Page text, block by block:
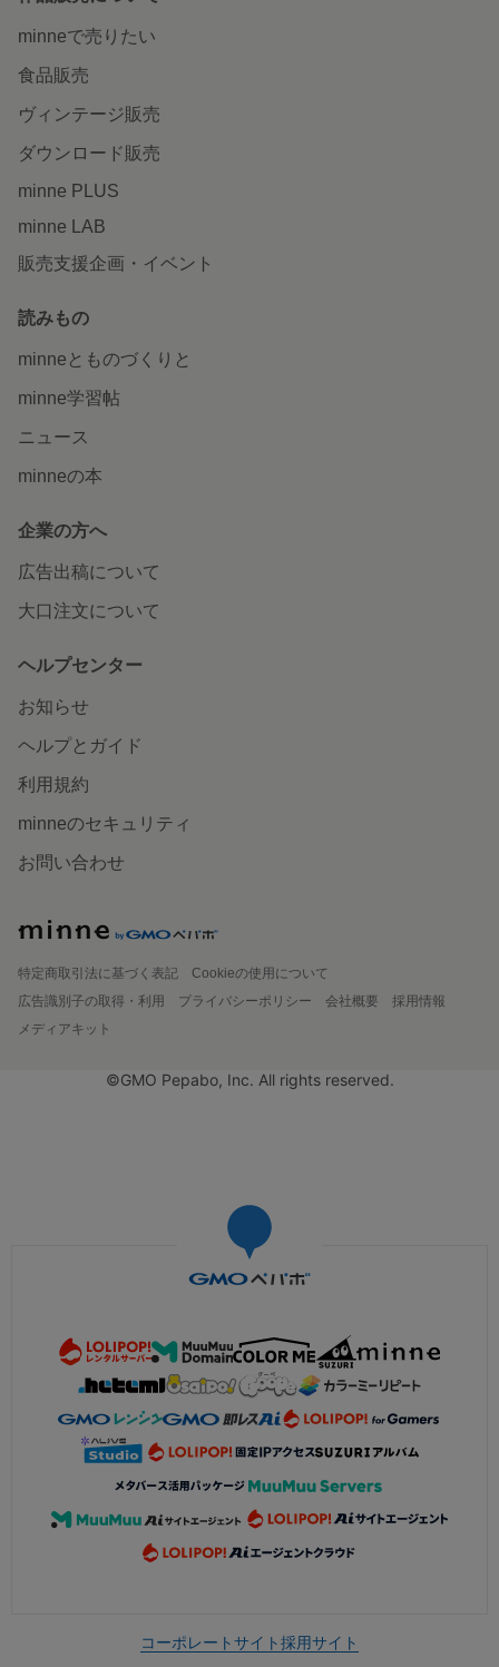
minneで売りたい
食品販売
ヴィンテージ販売
ダウンロード販売
minne PLUS
minne LAB
販売支援企画・イベント
読みもの
minneとものづくりと
minne学習帖
ニュース
minneの本
企業の方へ
広告出稿について
大口注文について
ヘルプセンター
お知らせ
ヘルプとガイド
利用規約
minneのセキュリティ
お問い合わせ
特定商取引法に基づく表記
Cookieの使用について
広告識別子の取得・利用
プライバシーポリシー 会社概要
採用情報
メディアキット
©GMO Pepabo, Inc. All rights reserved.
コーポレートサイト採用サイト